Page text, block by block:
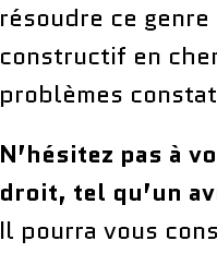
résoudre ce
constructif en
problèmes
N’hésitez pas à
droit, tel qu’un
Il pourra vous